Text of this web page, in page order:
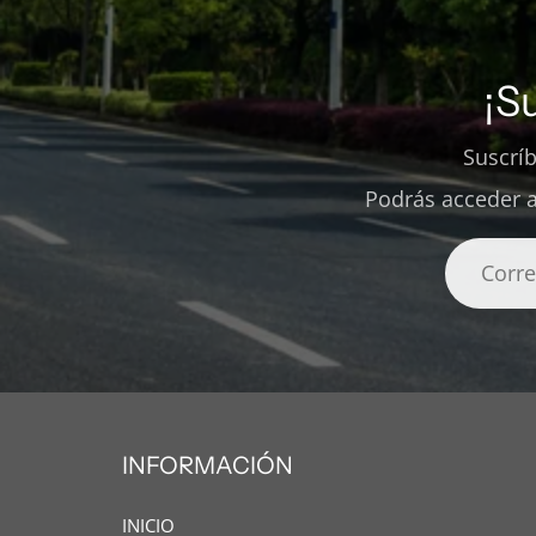
Podrás acceder
INFORMACIÓN
INICIO